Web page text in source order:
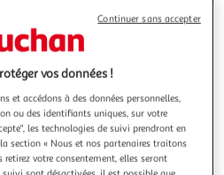
à
Illustration
suivante
vos données !
et accédons à des données personnelles,
ou des identifiants uniques, sur votre
les technologies de suivi prendront en
section « Nous et nos partenaires traitons
retirez votre consentement, elles seront
Continuer sans accepter